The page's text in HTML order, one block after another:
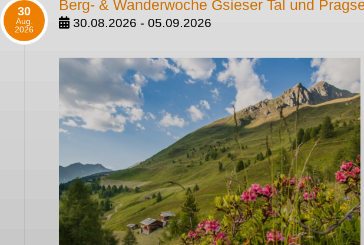
30
Aug.
2026
Berg- & Wanderwoche Gsieser Tal und
30.08.2026 - 05.09.2026